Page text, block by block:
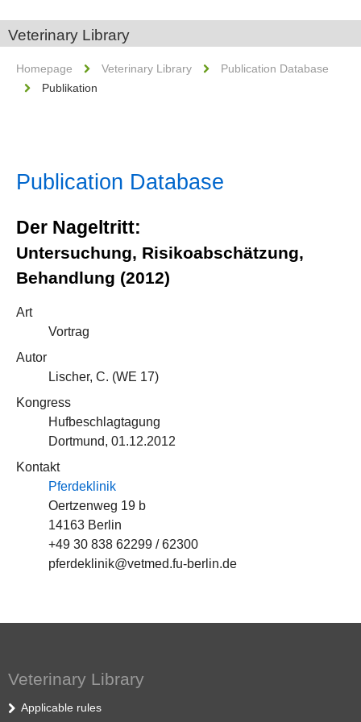
Veterinary Library
Homepage Veterinary Library
Publication Database
Publikation
Publication Database
Der Nageltritt:
Untersuchung, Risikoabschätzung,
Behandlung (2012)
Art
Vortrag
Autor
Lischer, C. (WE 17)
Kongress
Hufbeschlagtagung
Dortmund, 01.12.2012
Kontakt
Pferdeklinik
Oertzenweg 19 b
14163 Berlin
+49 30 838 62299 / 62300
pferdeklinik@vetmed.fu-berlin.de
Veterinary Library
Applicable rules